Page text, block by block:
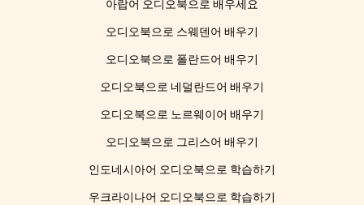
아랍어 오디오북으로 배우세요
오디오북으로 스웨덴어 배우기
오디오북으로 폴란드어 배우기
오디오북으로 네덜란드어 배우기
오디오북으로 노르웨이어 배우기
오디오북으로 그리스어 배우기
인도네시아어 오디오북으로 학습하기
우크라이나어 오디오북으로 학습하기